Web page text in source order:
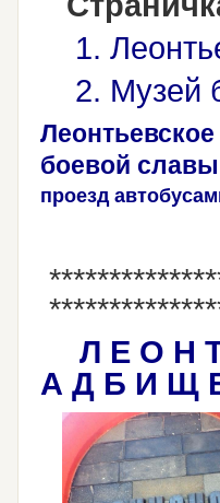
1.
2. Музей
боевой славы
проезд
Л Е О Н
А Д Б И Щ